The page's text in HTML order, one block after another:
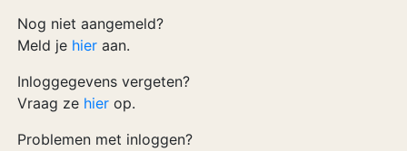
Nog niet aangemeld?
Meld je hier aan.
Inloggegevens vergeten?
Vraag ze hier op.
Problemen met inloggen?